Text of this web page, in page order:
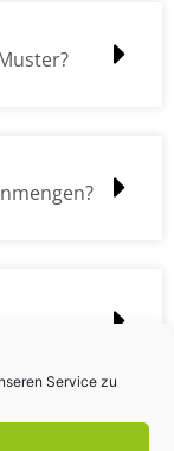
Service zu